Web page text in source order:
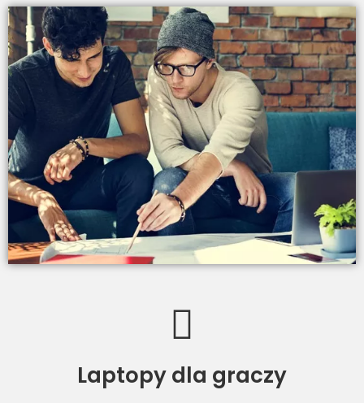
Laptopy dla graczy